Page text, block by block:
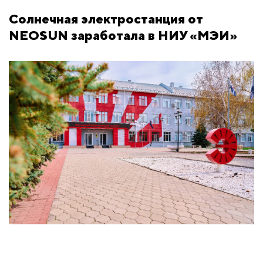
Солнечная электростанция от
NEOSUN заработала в НИУ «МЭИ»